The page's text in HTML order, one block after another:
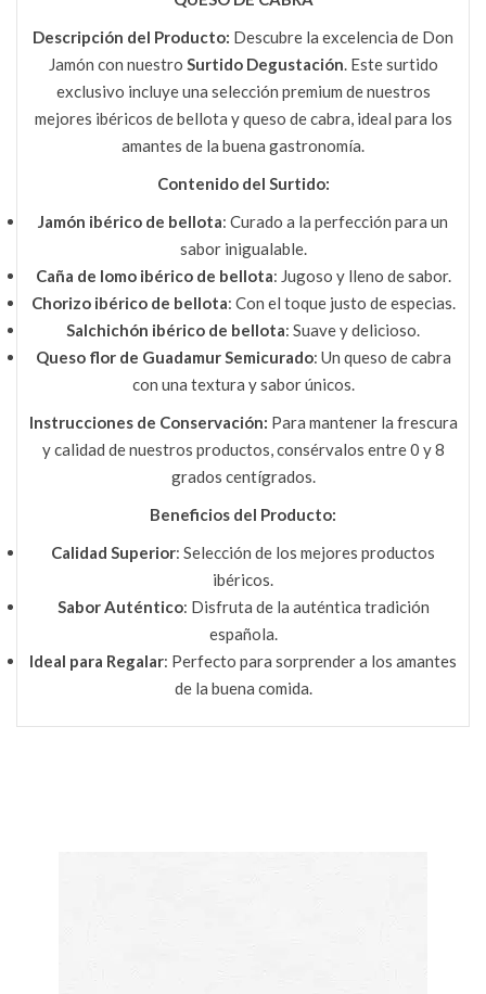
Descripción del Producto: Descubre la excelencia de Don
Jamón con nuestro Surtido Degustación. Este surtido
exclusivo incluye una selección premium de nuestros
mejores ibéricos de bellota y queso de cabra, ideal para los
amantes de la buena gastronomía.
Contenido del Surtido:
Jamón ibérico de bellota: Curado a la perfección para un
sabor inigualable.
Caña de lomo ibérico de bellota: Jugoso y lleno de sabor.
Chorizo ibérico de bellota: Con el toque justo de especias.
Salchichón ibérico de bellota: Suave y delicioso.
Queso flor de Guadamur Semicurado: Un queso de cabra
con una textura y sabor únicos.
Instrucciones de Conservación: Para mantener la frescura
y calidad de nuestros productos, consérvalos entre 0 y 8
grados centígrados.
Beneficios del Producto:
Calidad Superior: Selección de los mejores productos
ibéricos.
Sabor Auténtico: Disfruta de la auténtica tradición
española.
Ideal para Regalar: Perfecto para sorprender a los amantes
de la buena comida.